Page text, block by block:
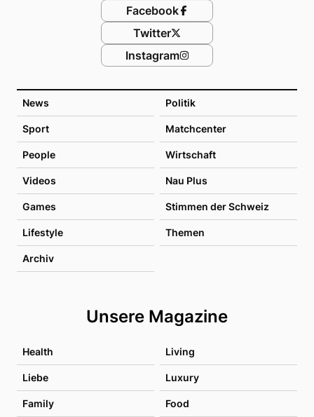
News Politik
Sport Matchcenter
People Wirtschaft
Videos Nau Plus
Games Stimmen der Schweiz
Lifestyle Themen
Archiv
Unsere Magazine
Health Living
Liebe Luxury
Family Food
Facebook
Twitter
Instagram